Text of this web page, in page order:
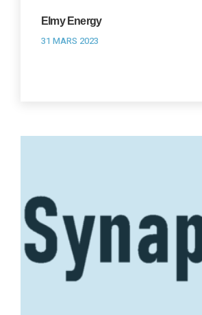
Elmy Energy
31 MARS 2023